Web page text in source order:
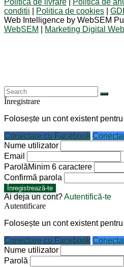
Politica de livrare Politica de
conditii
Politica de cookies
Web Intelligence by WebSEM
WebSEM
Marketing Digital
Înregistrare
Folosește un cont existent
Conectare cu Facebook
Nume utilizator
Email
ParolăMinim 6 caractere
Confirmă parola
Înregistrează-te
Ai deja un cont?Autentifică-te
Autentificare
Folosește un cont existent
Conectare cu Facebook
Nume utilizator
Parolă